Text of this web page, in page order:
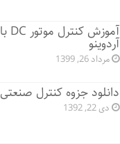
آموزش کنترل موتور DC با
آردوینو
مرداد 26, 1399
دانلود جزوه کنترل صنعتی
دی 22, 1392